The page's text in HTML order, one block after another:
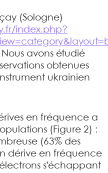
(Sologne)
index.php?
avons étudié
obtenues
ukrainien
en fréquence a
(Figure 2) :
(63% des
dérive en fréquence
s’échappant